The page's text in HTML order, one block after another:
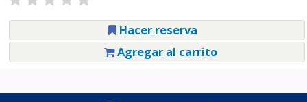
Hacer reserva
Agregar al carrito